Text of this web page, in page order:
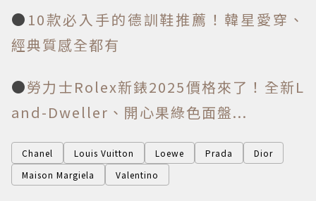
● 10款必入手的德訓鞋推薦！韓星愛穿、
經典質感全都有
●勞力士Rolex新錶2025價格來了！全新L
and-Dweller、開心果綠色面盤...
Chanel Louis Vuitton Loewe Prada
Dior
Maison Margiela
Valentino